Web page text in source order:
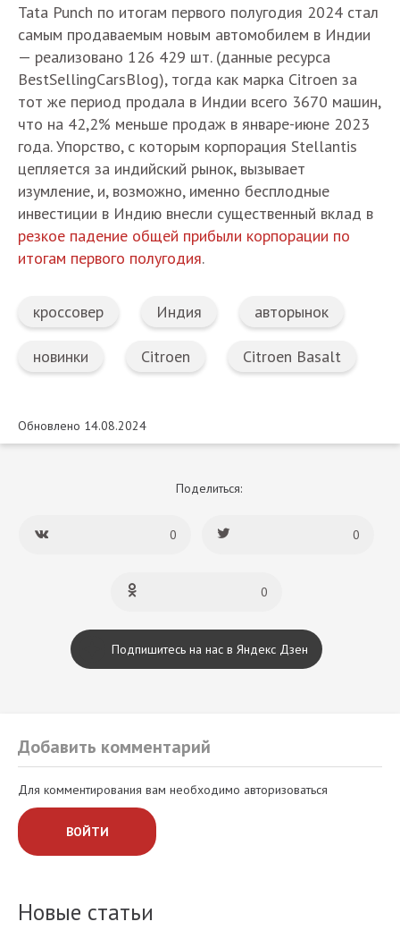
Tata Punch по итогам первого полугодия 2024 стал
самым продаваемым новым автомобилем в Индии
— реализовано 126 429 шт. (данные ресурса
BestSellingCarsBlog), тогда как марка Citroen за
тот же период продала в Индии всего 3670 машин,
что на 42,2% меньше продаж в январе-июне 2023
года. Упорство, с которым корпорация Stellantis
цепляется за индийский рынок, вызывает
изумление, и, возможно, именно бесплодные
инвестиции в Индию внесли существенный вклад в
резкое падение общей прибыли корпорации по
итогам первого полугодия.
кроссовер Индия авторынок
новинки Citroen Citroen Basalt
Обновлено 14.08.2024
Поделиться:
0 0
0
Подпишитесь на нас в Яндекс Дзен
Добавить комментарий
Для комментирования вам необходимо авторизоваться
ВОЙТИ
Новые статьи